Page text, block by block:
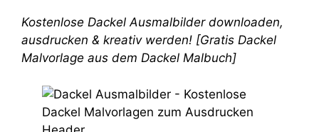
Kostenlose Dackel Ausmalbilder downloaden,
ausdrucken & kreativ werden! [Gratis Dackel
Malvorlage aus dem Dackel Malbuch]